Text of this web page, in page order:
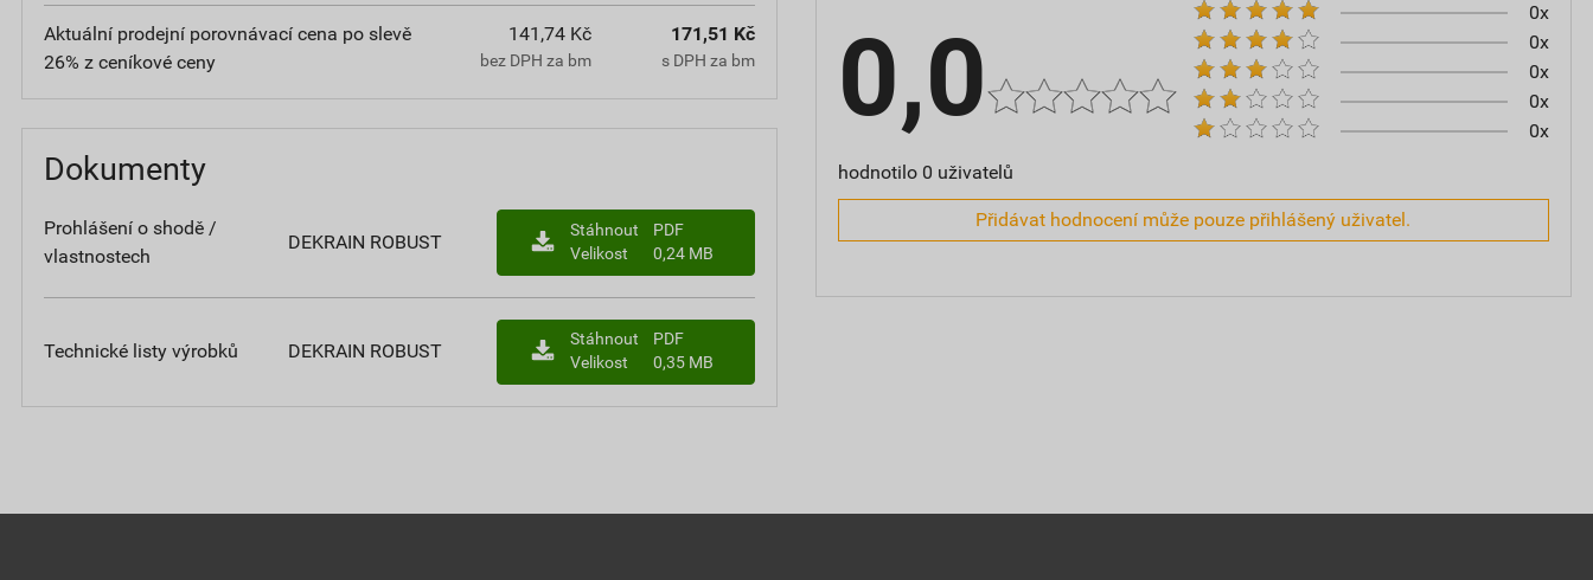
Aktuální prodejní porovnávací cena po slevě
26% z ceníkové ceny
141,74 Kč
bez DPH za bm
171,51 Kč
s DPH za bm
Dokumenty
Prohlášení o shodě /
vlastnostech
DEKRAIN ROBUST
Stáhnout
PDF
Velikost
0,24 MB
Technické listy výrobků DEKRAIN ROBUST
Stáhnout
PDF
Velikost
0,35 MB
0,0
hodnotilo 0 uživatelů
0x
0x
0x
0x
0x
Přidávat hodnocení může pouze přihlášený uživatel.